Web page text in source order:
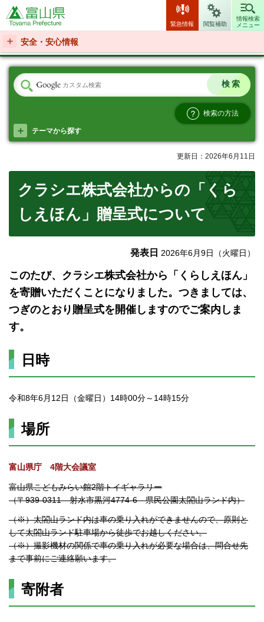
富山県
緊急情報 閲覧補助
情報検索
メニュー
安全・安心情報
検索の方法
テーマから探す
更新日：2026年6月11日
クラシエ株式会社からの「くら
しえほん」贈呈式について
発表日 2026年6月9日（火曜日）
このたび、クラシエ株式会社から「くらしえほん」
を寄贈いただくことになりました。つきましては、
つぎのとおり贈呈式を開催しますのでご案内しま
す。
日時
令和8年6月12日（金曜日）14時00分～14時15分
場所
富山県庁 4階大会議室
富山県こどもみらい館2階トイギャラリー
（〒939-0311 射水市黒河4774-6 県民公園太閤山ランド内）
（※）太閤山ランド内は車の乗り入れができませんので、原則と
して太閤山ランド駐車場から徒歩でお越しください。
（※）撮影機材の関係で車の乗り入れが必要な場合は、問合せ先
まで事前にご連絡願います。
寄附者